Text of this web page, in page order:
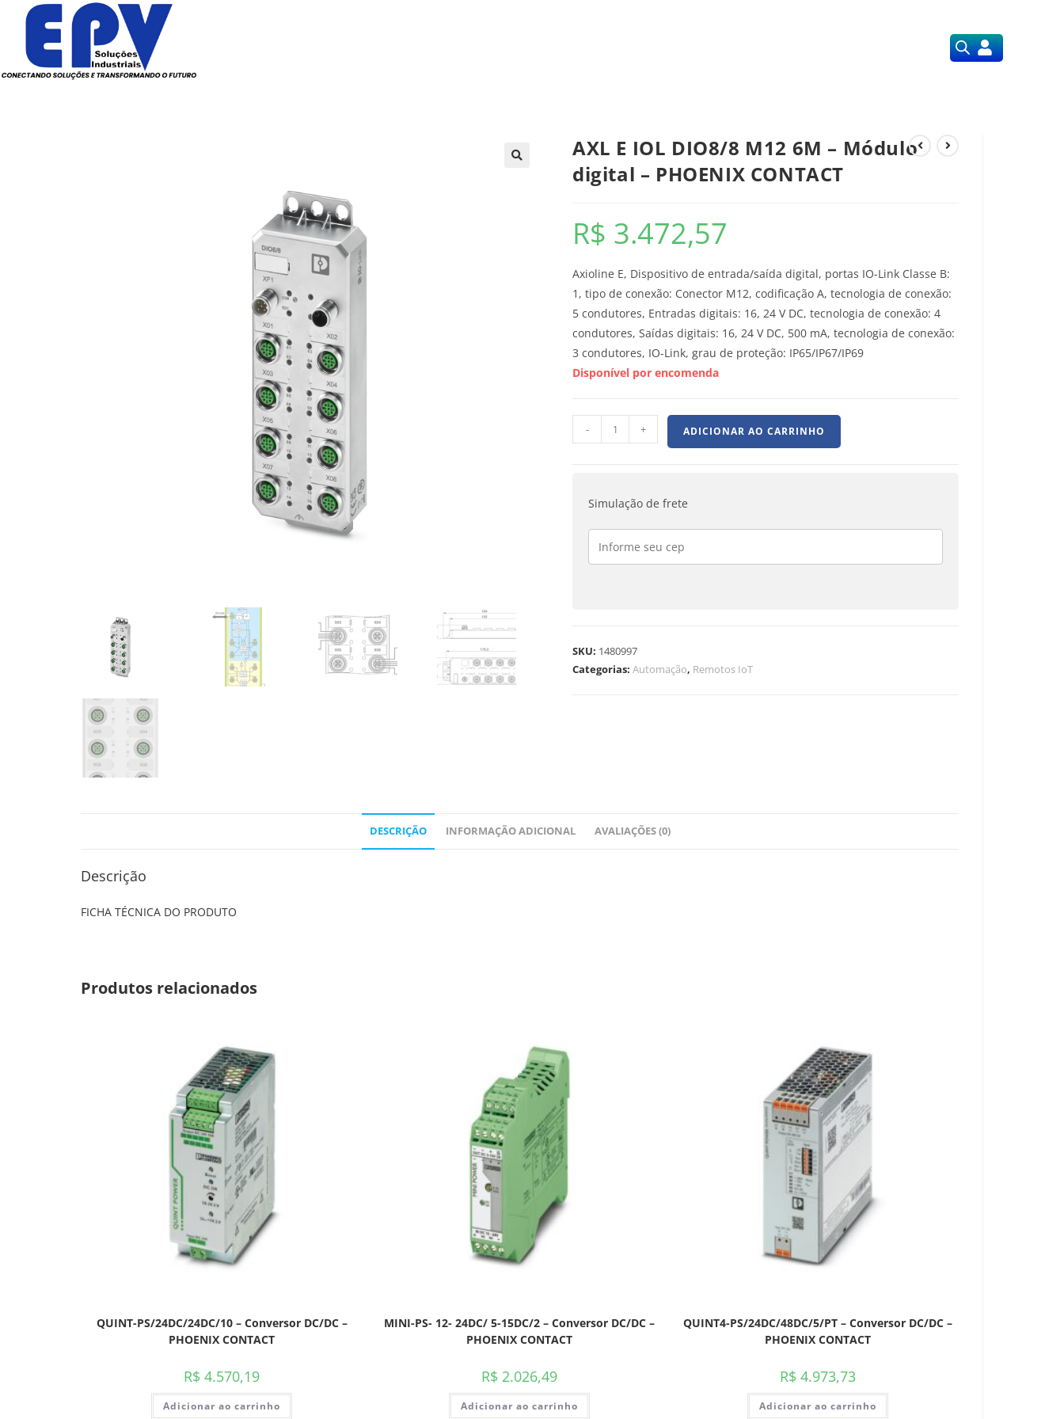
AXL E IOL DIO8/8 M12 6M – Módulo
digital – PHOENIX CONTACT
R$ 3.472,57
Axioline E, Dispositivo de entrada/saída digital, portas IO-Link Classe B:
1, tipo de conexão: Conector M12, codificação A, tecnologia de conexão:
5 condutores, Entradas digitais: 16, 24 V DC, tecnologia de conexão: 4
condutores, Saídas digitais: 16, 24 V DC, 500 mA, tecnologia de conexão:
3 condutores, IO-Link, grau de proteção: IP65/IP67/IP69
Disponível por encomenda
- + ADICIONAR AO CARRINHO
Simulação de frete
SKU: 1480997
Categorias:Automação, Remotos IoT
DESCRIÇÃO INFORMAÇÃO ADICIONAL AVALIAÇÕES (0)
Descrição
FICHA TÉCNICA DO PRODUTO
Produtos relacionados
QUINT-PS/24DC/24DC/10 – Conversor DC/DC –
PHOENIX CONTACT
R$ 4.570,19
Adicionar ao carrinho
MINI-PS- 12- 24DC/ 5-15DC/2 – Conversor DC/DC –
PHOENIX CONTACT
R$ 2.026,49
Adicionar ao carrinho
QUINT4-PS/24DC/48DC/5/PT – Conversor DC/DC –
PHOENIX CONTACT
R$ 4.973,73
Adicionar ao carrinho